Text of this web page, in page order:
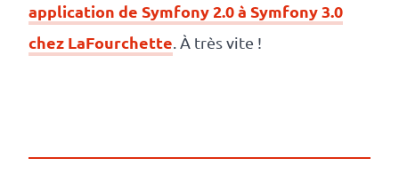
application de Symfony 2.0 à Symfony 3.0
chez LaFourchette . À très vite !